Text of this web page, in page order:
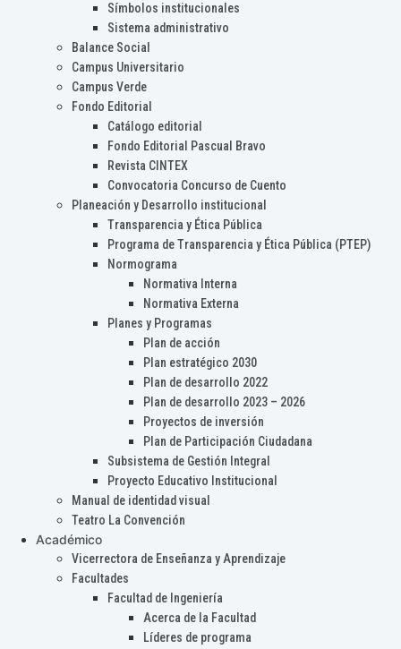
Símbolos institucionales
Sistema administrativo
Balance Social
Campus Universitario
Campus Verde
Fondo Editorial
Catálogo editorial
Fondo Editorial Pascual Bravo
Revista CINTEX
Convocatoria Concurso de Cuento
Planeación y Desarrollo institucional
Transparencia y Ética Pública
Programa de Transparencia y Ética Pública (PTEP)
Normograma
Normativa Interna
Normativa Externa
Planes y Programas
Plan de acción
Plan estratégico 2030
Plan de desarrollo 2022
Plan de desarrollo 2023 – 2026
Proyectos de inversión
Plan de Participación Ciudadana
Subsistema de Gestión Integral
Proyecto Educativo Institucional
Manual de identidad visual
Teatro La Convención
Académico
Vicerrectora de Enseñanza y Aprendizaje
Facultades
Facultad de Ingeniería
Acerca de la Facultad
Líderes de programa